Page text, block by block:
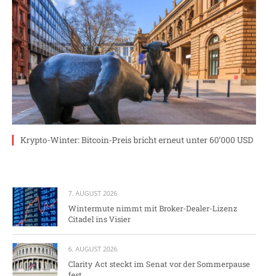
Krypto-Winter: Bitcoin-Preis bricht erneut unter 60’000 USD
7. AUGUST 2026
Wintermute nimmt mit Broker-Dealer-Lizenz
Citadel ins Visier
6. AUGUST 2026
Clarity Act steckt im Senat vor der Sommerpause